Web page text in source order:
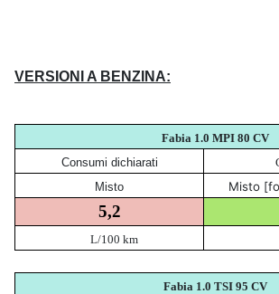
VERSIONI A BENZINA:
Fabia 1.0 MPI 80 CV
Consumi dichiarati
Misto
Misto
5,2
L/100 km
Fabia 1.0 TSI 95 CV